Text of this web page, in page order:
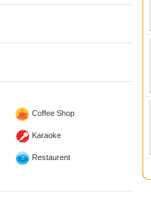
Coffee Shop
Karaoke
Restaurent